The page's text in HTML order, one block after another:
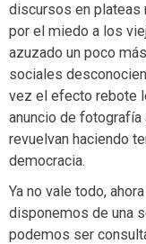
discursos en plateas
por el miedo a los
azuzado un poco
sociales
vez el efecto rebote
anuncio de
revuelvan haciendo
democracia.
Ya no vale todo,
disponemos de una
podemos ser